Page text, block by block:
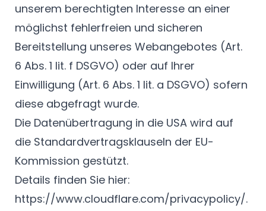
unserem berechtigten Interesse an einer
möglichst fehlerfreien und sicheren
Bereitstellung unseres Webangebotes (Art.
6 Abs. 1 lit. f DSGVO) oder auf Ihrer
Einwilligung (Art. 6 Abs. 1 lit. a DSGVO) sofern
diese abgefragt wurde.
Die Datenübertragung in die USA wird auf
die Standardvertragsklauseln der EU-
Kommission gestützt.
Details finden Sie hier:
https://www.cloudflare.com/privacypolicy/.